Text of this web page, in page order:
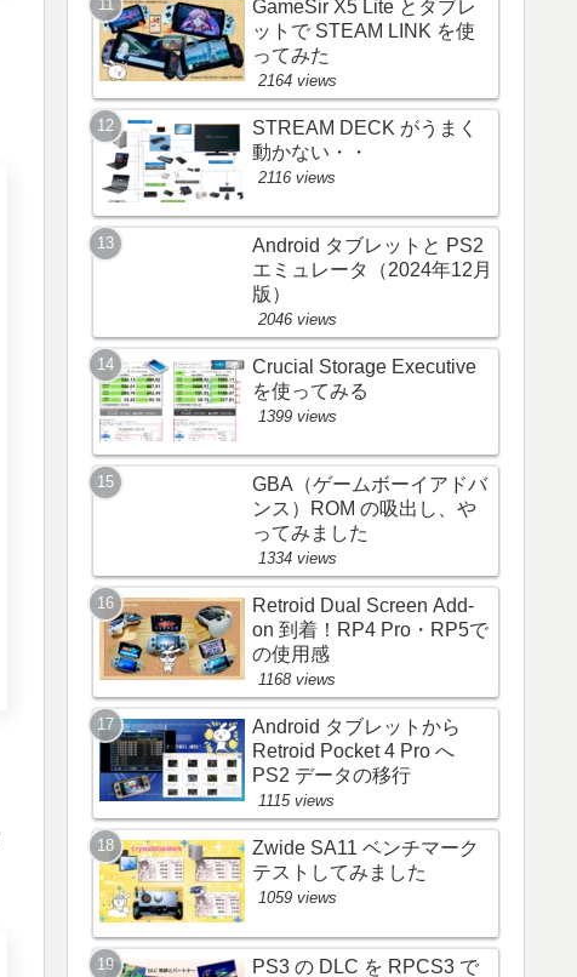
GameSir X5 Lite とタブレ
ットで STEAM LINK を使
ってみた
2164 views
STREAM DECK がうまく
動かない・・
2116 views
Android タブレットと PS2
エミュレータ（2024年12月
版）
2046 views
Crucial Storage Executive
を使ってみる
1399 views
GBA（ゲームボーイアドバ
ンス）ROM の吸出し、や
ってみました
1334 views
Retroid Dual Screen Add-
on 到着！RP4 Pro・RP5で
の使用感
1168 views
Android タブレットから
Retroid Pocket 4 Pro へ
PS2 データの移行
1115 views
Zwide SA11 ベンチマーク
テストしてみました
1059 views
PS3 の DLC を RPCS3 で